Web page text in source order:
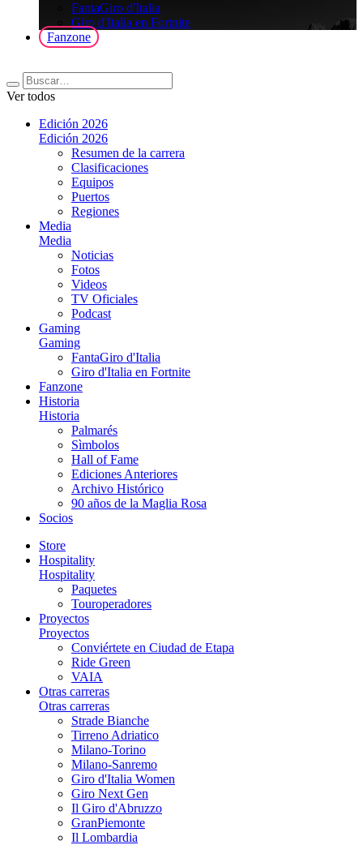
FantaGiro d'Italia
Giro d'Italia en Fortnite
Fanzone
Ver todos
Edición 2026
Edición 2026
Resumen de la carrera
Clasificaciones
Equipos
Puertos
Regiones
Media
Media
Noticias
Fotos
Videos
TV Oficiales
Podcast
Gaming
Gaming
FantaGiro d'Italia
Giro d'Italia en Fortnite
Fanzone
Historia
Historia
Palmarés
Sìmbolos
Hall of Fame
Ediciones Anteriores
Archivo Histórico
90 años de la Maglia Rosa
Socios
Store
Hospitality
Hospitality
Paquetes
Touroperadores
Proyectos
Proyectos
Conviértete en Ciudad de Etapa
Ride Green
VAIA
Otras carreras
Otras carreras
Strade Bianche
Tirreno Adriatico
Milano-Torino
Milano-Sanremo
Giro d'Italia Women
Giro Next Gen
Il Giro d'Abruzzo
GranPiemonte
Il Lombardia